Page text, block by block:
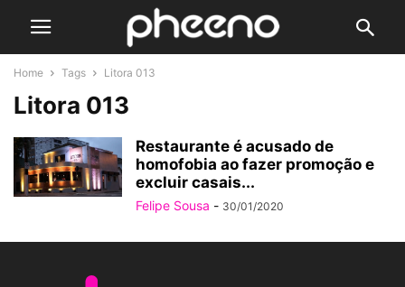
Home Tags Litora 013
Litora 013
Restaurante é acusado de
homofobia ao fazer promoção e
excluir casais...
Felipe Sousa - 30/01/2020